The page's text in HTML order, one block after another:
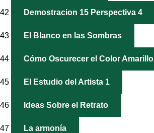
42 Demostracion 15 Perspectiva 4
43 El Blanco en las Sombras
44 Cómo Oscurecer el Color Amarillo
45 El Estudio del Artista 1
46 Ideas Sobre el Retrato
47 La armonía